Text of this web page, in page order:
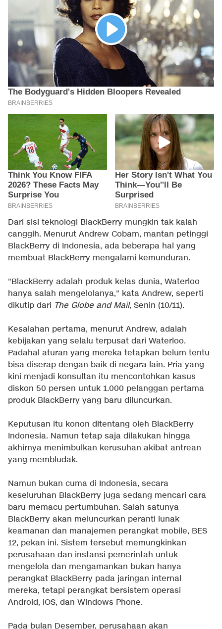
Dari sisi teknologi BlackBerry mungkin tak kalah
canggih. Menurut Andrew Cobam, mantan petinggi
BlackBerry di Indonesia, ada beberapa hal yang
membuat BlackBerry mengalami kemunduran.
"BlackBerry adalah produk kelas dunia, Waterloo
hanya salah mengelolanya," kata Andrew, seperti
dikutip dari The Globe and Mail, Senin (10/11).
Kesalahan pertama, menurut Andrew, adalah
kebijakan yang selalu terpusat dari Waterloo.
Padahal aturan yang mereka tetapkan belum tentu
bisa diserap dengan baik di negara lain. Pria yang
kini menjadi konsultan itu mencontohkan kasus
diskon 50 persen untuk 1.000 pelanggan pertama
produk BlackBerry yang baru diluncurkan.
Keputusan itu konon ditentang oleh BlackBerry
Indonesia. Namun tetap saja dilakukan hingga
akhirnya menimbulkan kerusuhan akibat antrean
yang membludak.
Namun bukan cuma di Indonesia, secara
keseluruhan BlackBerry juga sedang mencari cara
baru memacu pertumbuhan. Salah satunya
BlackBerry akan meluncurkan peranti lunak
keamanan dan manajemen perangkat mobile, BES
12, pekan ini. Sistem tersebut memungkinkan
perusahaan dan instansi pemerintah untuk
mengelola dan mengamankan bukan hanya
perangkat BlackBerry pada jaringan internal
mereka, tetapi perangkat bersistem operasi
Android, iOS, dan Windows Phone.
Pada bulan Desember, perusahaan akan